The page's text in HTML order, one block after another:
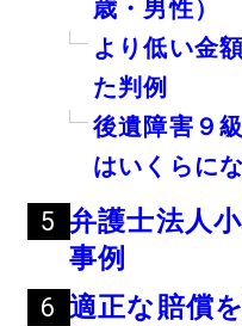
歳・男性）
より低い金
た判例
後遺障害９
はいくらに
弁護士法人
事例
適正な賠償